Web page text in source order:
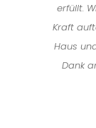
erfüllt.
Kraft
Haus
Dank